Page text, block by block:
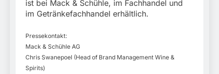
ist bei Mack & Schühle, im Fachhandel und
im Getränkefachhandel erhältlich.
Pressekontakt:
Mack & Schühle AG
Chris Swanepoel (Head of Brand Management Wine &
Spirits)